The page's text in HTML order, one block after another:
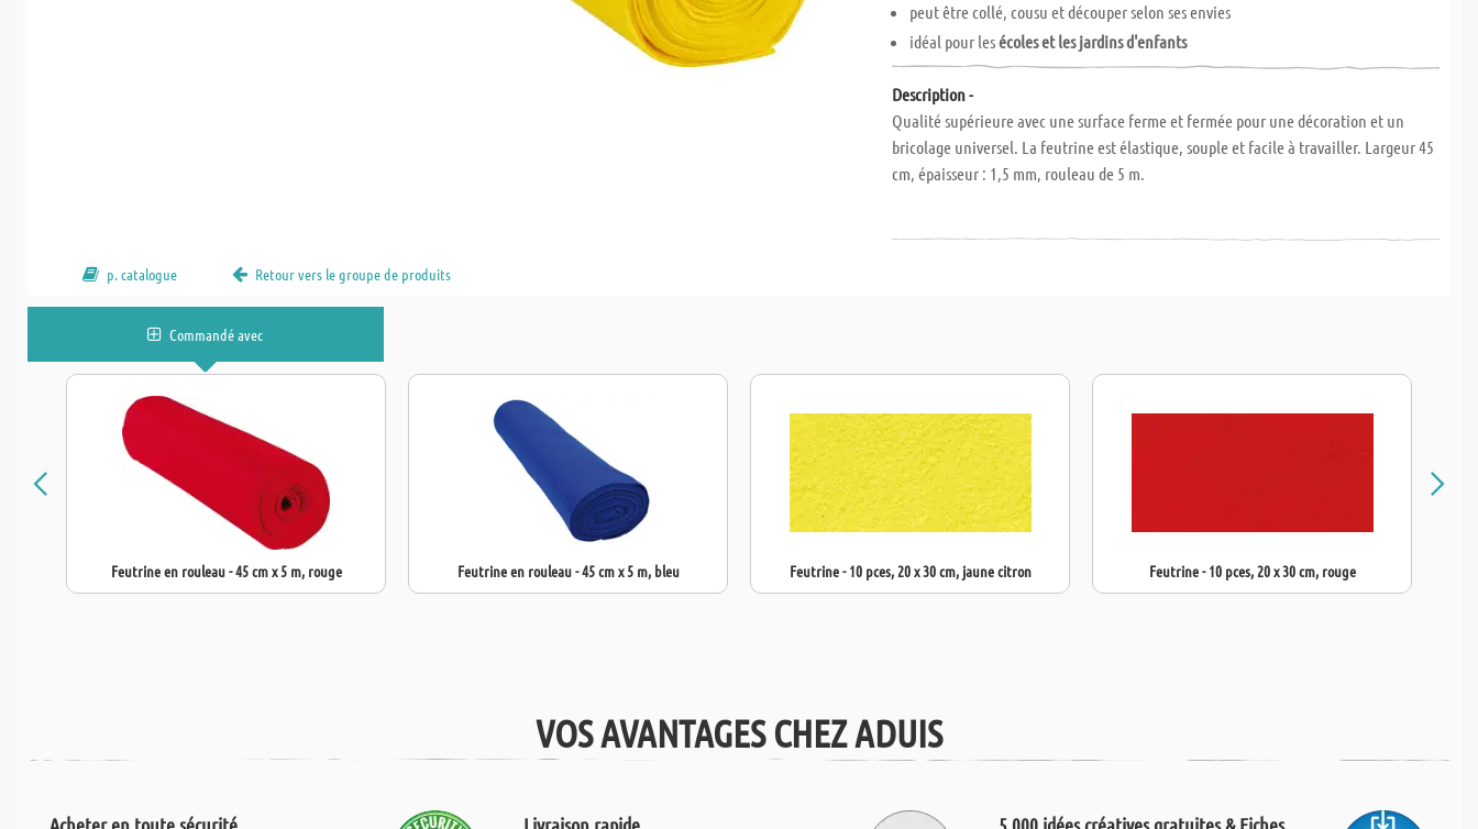
peut être collé, cousu et découper selon ses envies
idéal pour lesécoles et les jardins d'enfants
Description -
Qualité supérieure avec une surface ferme et fermée pour une décoration et un
bricolage universel. La feutrine est élastique, souple et facile à travailler. Largeur 45
cm, épaisseur : 1,5 mm, rouleau de 5 m.
p. catalogue Retour vers le groupe de produits
Commandé avec
Feutrine en rouleau - 45 cm x 5 m, rouge Feutrine en rouleau - 45 cm x 5 m, bleu Feutrine - 10 pces, 20 x 30 cm, jaune citron Feutrine - 10 pces, 20 x 30 cm, rouge
VOS AVANTAGES CHEZ ADUIS